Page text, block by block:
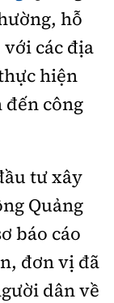
hỗ
các địa
hiện
đến công
tư xây
Quảng
báo cáo
đơn vị đã
dân về